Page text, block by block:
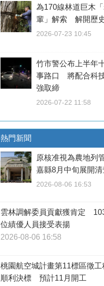
為170線林道巨木
輩」解索 解開歷
2026-07-23 10:45
竹市警公布上半年
事路口 將配合科
強取締
2026-07-22 11:58
熱門新聞
原核准視為農地列
嘉縣8月中旬展開清
2026-08-06 16:53
雲林調解委員貢獻獲肯定
位績優人員接受表揚
2026-08-06 16:58
桃園航空城計畫第11標區徵工
順利決標 預計11月開工